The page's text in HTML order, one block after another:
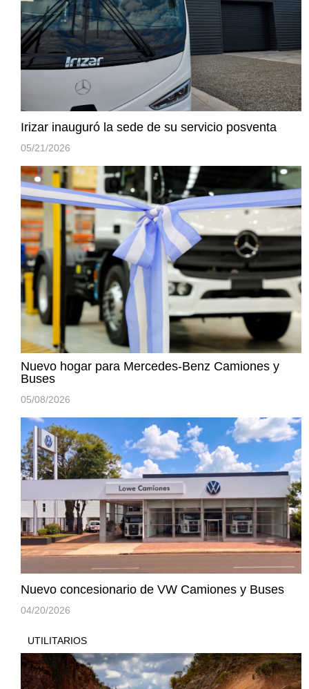
Irizar inauguró la sede de su servicio posventa
05/21/2026
Nuevo hogar para Mercedes-Benz Camiones y
Buses
05/08/2026
Nuevo concesionario de VW Camiones y Buses
04/20/2026
UTILITARIOS